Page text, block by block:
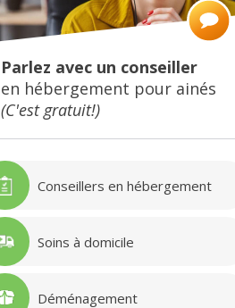
Parlez avec un conseiller
en hébergement pour ainés
(C'est gratuit!)
Conseillers en hébergement
Soins à domicile
Déménagement